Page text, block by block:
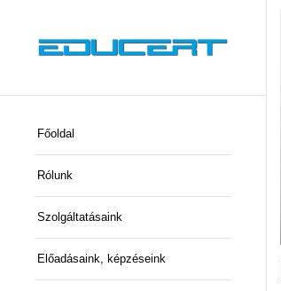
Főoldal
Rólunk
Szolgáltatásaink
Előadásaink, képzéseink